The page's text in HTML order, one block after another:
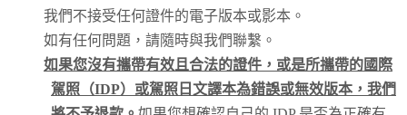
我們不接受任何證件的電子版本或影本。
如有任何問題，請隨時與我們聯繫。
如果您沒有攜帶有效且合法的證件，或是所攜帶的國際
駕照（IDP）或駕照日文譯本為錯誤或無效版本，我們